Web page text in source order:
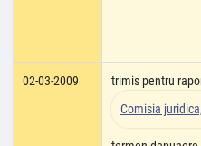
02-03-2009
trimis pentru
Comisia